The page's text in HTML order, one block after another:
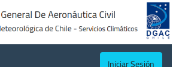
Iniciar Sesión